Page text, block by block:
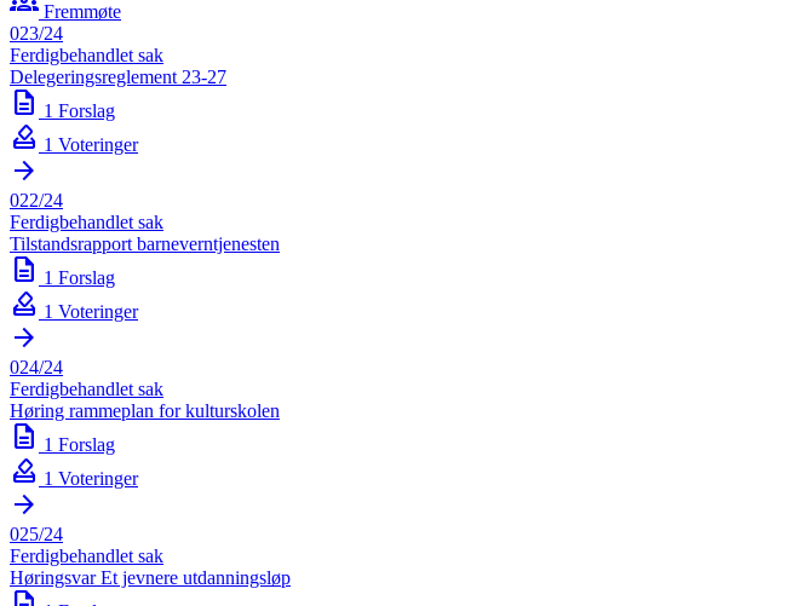
Fremmøte
023/24
Ferdigbehandlet sak
Delegeringsreglement 23-27
description 1 Forslag
how_to_vote 1 Voteringer
arrow_forward
022/24
Ferdigbehandlet sak
Tilstandsrapport barneverntjenesten
description 1 Forslag
how_to_vote 1 Voteringer
arrow_forward
024/24
Ferdigbehandlet sak
Høring rammeplan for kulturskolen
description 1 Forslag
how_to_vote 1 Voteringer
arrow_forward
025/24
Ferdigbehandlet sak
Høringsvar Et jevnere utdanningsløp